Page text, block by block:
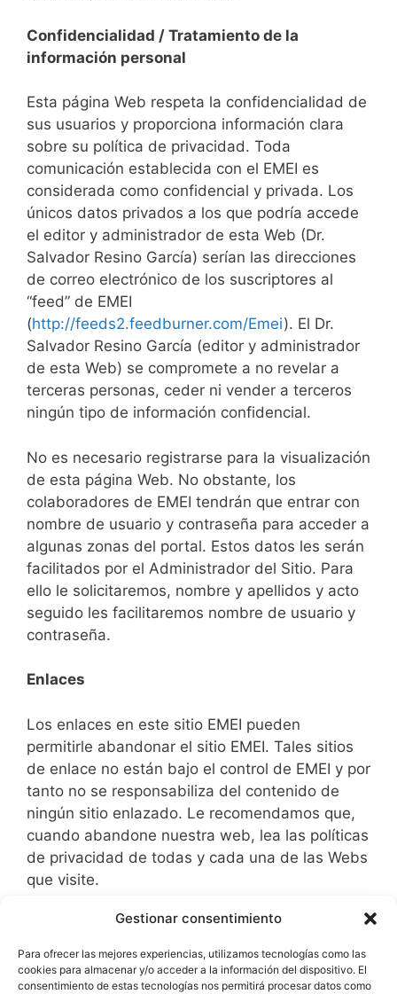
Gestionar consentimiento
Para ofrecer las mejores experiencias, utilizamos tecnologías como las
cookies para almacenar y/o acceder a la información del dispositivo. El
consentimiento de estas tecnologías nos permitirá procesar datos como
Confidencialidad / Tratamiento de la
información personal
Esta página Web respeta la confidencialidad de
sus usuarios y proporciona información clara
sobre su política de privacidad. Toda
comunicación establecida con el EMEI es
considerada como confidencial y privada. Los
únicos datos privados a los que podría accede
el editor y administrador de esta Web (Dr.
Salvador Resino García) serían las direcciones
de correo electrónico de los suscriptores al
“feed” de EMEI
(http://feeds2.feedburner.com/Emei). El Dr.
Salvador Resino García (editor y administrador
de esta Web) se compromete a no revelar a
terceras personas, ceder ni vender a terceros
ningún tipo de información confidencial.
No es necesario registrarse para la visualización
de esta página Web. No obstante, los
colaboradores de EMEI tendrán que entrar con
nombre de usuario y contraseña para acceder a
algunas zonas del portal. Estos datos les serán
facilitados por el Administrador del Sitio. Para
ello le solicitaremos, nombre y apellidos y acto
seguido les facilitaremos nombre de usuario y
contraseña.
Enlaces
Los enlaces en este sitio EMEI pueden
permitirle abandonar el sitio EMEI. Tales sitios
de enlace no están bajo el control de EMEI y por
tanto no se responsabiliza del contenido de
ningún sitio enlazado. Le recomendamos que,
cuando abandone nuestra web, lea las políticas
de privacidad de todas y cada una de las Webs
que visite.
Mantenimiento de la Política de Privacidad
EMEI se reserva el derecho a modificar esta